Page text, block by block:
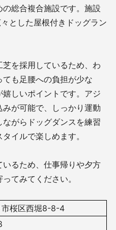
総合複合施設です。施設
とした屋根付きドッグラン
を採用しているため、わ
も足腰への負担が少な
しいポイントです。アジ
が可能で、しっかり運動
がらドッグダンスを練習
イルで楽しめます。
るため、仕事帰りや夕方
てみてください。
市桜区西堀8-8-4